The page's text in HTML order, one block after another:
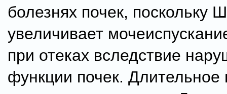
болезнях почек, поскольку
увеличивает
при отеках вследствие
функции почек.